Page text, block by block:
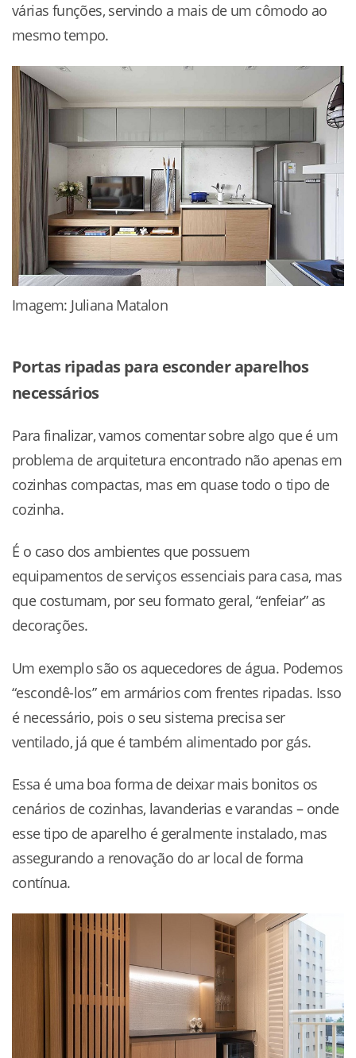
várias funções, servindo a mais de um cômodo ao
mesmo tempo.
Imagem: Juliana Matalon
Portas ripadas para esconder aparelhos
necessários
Para finalizar, vamos comentar sobre algo que é um
problema de arquitetura encontrado não apenas em
cozinhas compactas, mas em quase todo o tipo de
cozinha.
É o caso dos ambientes que possuem
equipamentos de serviços essenciais para casa, mas
que costumam, por seu formato geral, “enfeiar” as
decorações.
Um exemplo são os aquecedores de água. Podemos
“escondê-los” em armários com frentes ripadas. Isso
é necessário, pois o seu sistema precisa ser
ventilado, já que é também alimentado por gás.
Essa é uma boa forma de deixar mais bonitos os
cenários de cozinhas, lavanderias e varandas – onde
esse tipo de aparelho é geralmente instalado, mas
assegurando a renovação do ar local de forma
contínua.